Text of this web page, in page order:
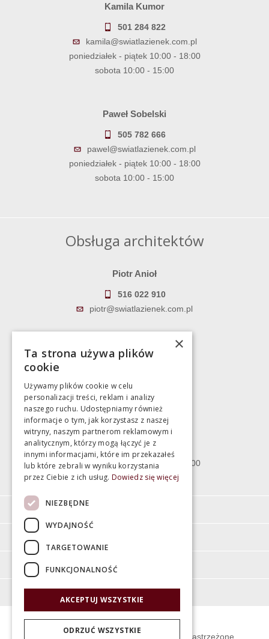
Kamila Kumor
501 284 822
kamila@swiatlazienek.com.pl
poniedziałek - piątek 10:00 - 18:00
sobota 10:00 - 15:00
Paweł Sobelski
505 782 666
pawel@swiatlazienek.com.pl
poniedziałek - piątek 10:00 - 18:00
sobota 10:00 - 15:00
Obsługa architektów
Piotr Anioł
516 022 910
piotr@swiatlazienek.com.pl
783 043 083
Magazyn
Bartycka 24/26 Hala 100
00-716 Warszawa
poniedziałek - piątek 10:00 - 18:00
sobota 10:00 - 15:00
Moje konto
O firmie
© Świat Łazienek XXI w. Wszelkie prawa zastrzeżone.
×
Ta strona używa plików
cookie
Używamy plików cookie w celu
personalizacji treści, reklam i analizy
naszego ruchu. Udostępniamy również
informacje o tym, jak korzystasz z naszej
witryny, naszym partnerom reklamowym i
analitycznym, którzy mogą łączyć je z
innymi informacjami, które im przekazałeś
lub które zebrali w wyniku korzystania
przez Ciebie z ich usług. Dowiedz się więcej
NIEZBĘDNE
WYDAJNOŚĆ
TARGETOWANIE
FUNKCJONALNOŚĆ
AKCEPTUJ WSZYSTKIE
ODRZUĆ WSZYSTKIE